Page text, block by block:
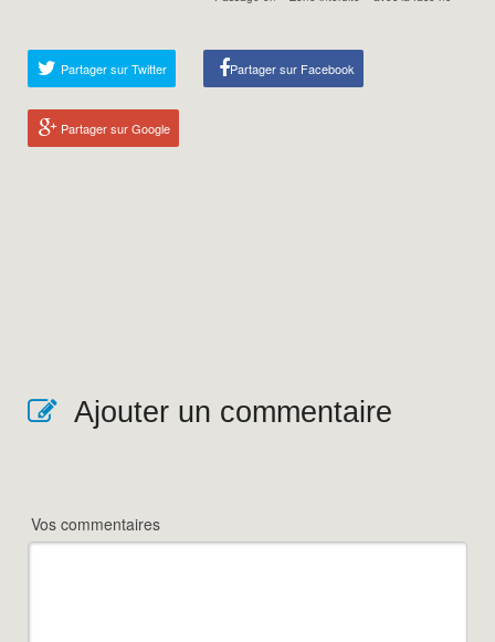
Partager sur Twitter Partager sur Facebook
Partager sur Google
Ajouter un commentaire
Vos commentaires